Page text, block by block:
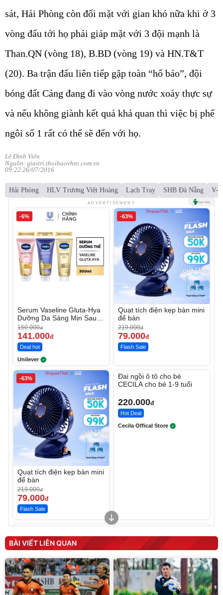
sát, Hải Phòng còn đối mặt với gian khó nữa khi ở 3
vòng đấu tới họ phải giáp mặt với 3 đội mạnh là
Than.QN (vòng 18), B.BD (vòng 19) và HN.T&T
(20). Ba trận đấu liên tiếp gặp toàn “hổ báo”, đội
bóng đất Cảng đang đi vào vòng nước xoáy thực sự
và nếu không giành kết quả khả quan thì việc bị phế
ngôi số 1 rất có thể sẽ đến với họ.
Lê Đình Viên
Nguồn: giaitri.thoibaovhnt.com.vn
09:22 26/07/2016
Hải Phòng HLV Trương Việt Hoàng Lạch Tray SHB Đà Nẵng V-
ADVERTISEMENT
-6%
Serum Vaseline Gluta-Hya
Dưỡng Da Sáng Mịn Sau 7
Ngày
150.000đ
141.000đ
Deal hot
Unilever
-63%
Quạt tích điện kẹp bàn mini
để bàn
219.000đ
79.000đ
Flash Sale
-63%
Quạt tích điện kẹp bàn mini
để bàn
219.000đ
79.000đ
Flash Sale
Đai ngồi ô tô cho bé
CECILA cho bé 1-9 tuổi
220.000đ
Hot Deal
Cecila Offical Store
tức thì Vaseline Body
190.000đ
138.330đ
Discount
D2-001 - Thông Minh
3.000.000
2.200.000đ
Flash Sale
Unmute
BÀI VIẾT LIÊN QUAN